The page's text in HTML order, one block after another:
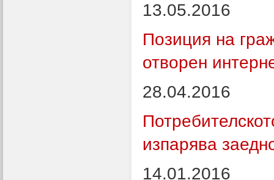
13.05.2016
Позиция на
отворен
28.04.2016
изпарява
14.01.2016